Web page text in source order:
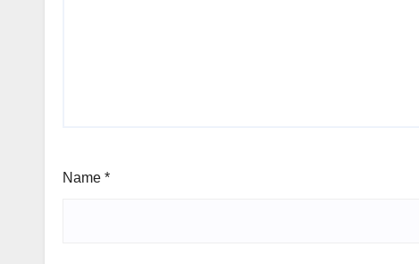
Name *